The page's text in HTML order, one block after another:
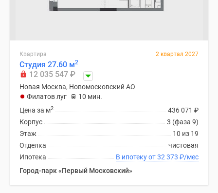
Квартира 2 квартал 2027
Студия 27.60 м2
12 035 547 ₽
Новая Москва, Новомосковский АО
Филатов луг
10 мин.
436 071 ₽
Цена за м2
3 (фаза 9)
Корпус
10 из 19
Этаж
чистовая
Отделка
В ипотеку от 32 373 ₽/мес
Ипотека
Город-парк «Первый Московский»